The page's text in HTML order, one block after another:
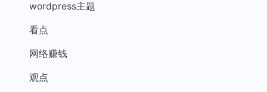
wordpress主题
看点
网络赚钱
观点